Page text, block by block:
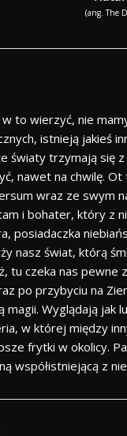
(ang. The
to wierzyć, nie
istnieją jakieś
światy trzymają się
nawet na chwilę.
wraz ze swym
i bohater, który z
posiadaczka
nasz świat, którą
tu czeka nas
po przybyciu na
Wyglądają jak
w której między
frytki w okolicy.
współistniejącą z